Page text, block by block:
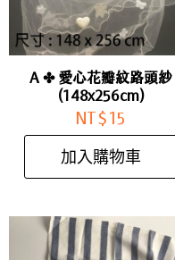
A ✤ 愛心花瓣紋路頭紗
(148x256cm)
NT$ 15
加入購物車